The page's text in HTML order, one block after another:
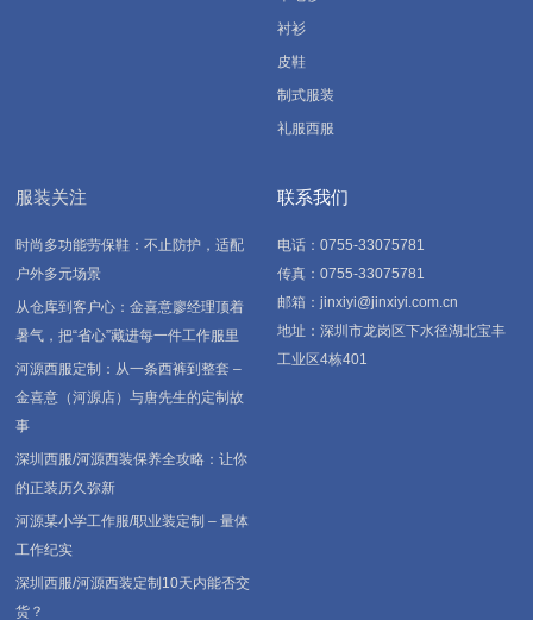
衬衫
皮鞋
制式服装
礼服西服
服装关注
时尚多功能劳保鞋：不止防护，适配
户外多元场景
从仓库到客户心：金喜意廖经理顶着
暑气，把“省心”藏进每一件工作服里
河源西服定制：从一条西裤到整套 –
金喜意（河源店）与唐先生的定制故
事
深圳西服/河源西装保养全攻略：让你
的正装历久弥新
河源某小学工作服/职业装定制 – 量体
工作纪实
深圳西服/河源西装定制10天内能否交
货？
联系我们
电话：0755-33075781
传真：0755-33075781
邮箱：jinxiyi@jinxiyi.com.cn
地址：深圳市龙岗区下水径湖北宝丰
工业区4栋401